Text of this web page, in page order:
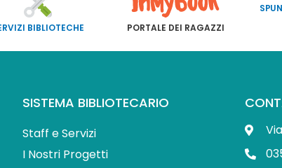
BIBLIOTECHE PORTALE DEI RAGAZZI
SISTEMA BIBLIOTECARIO
Staff e Servizi
I Nostri Progetti